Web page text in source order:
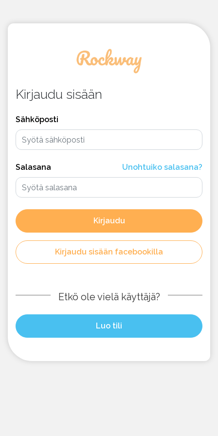
Kirjaudu sisään
Sähköposti
Salasana Unohtuiko salasana?
Kirjaudu
Kirjaudu sisään facebookilla
Etkö ole vielä käyttäjä?
Luo tili